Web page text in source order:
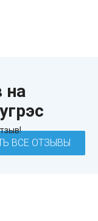
на
ВСЕ ОТЗЫВЫ